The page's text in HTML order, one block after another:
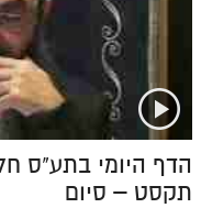
תקסט – סיום